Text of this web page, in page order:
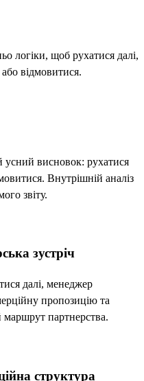
логіки, щоб рухатися далі,
відмовитися.
усний висновок: рухатися
Внутрішній аналіз
звіту.
зустріч
далі, менеджер
пропозицію та
партнерства.
структура